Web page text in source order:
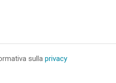
sulla privacy